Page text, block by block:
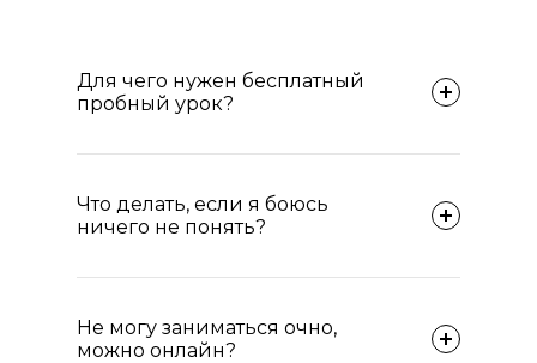
Для чего нужен бесплатный
пробный урок?
Что делать, если я боюсь
ничего не понять?
Не могу заниматься очно,
можно онлайн?